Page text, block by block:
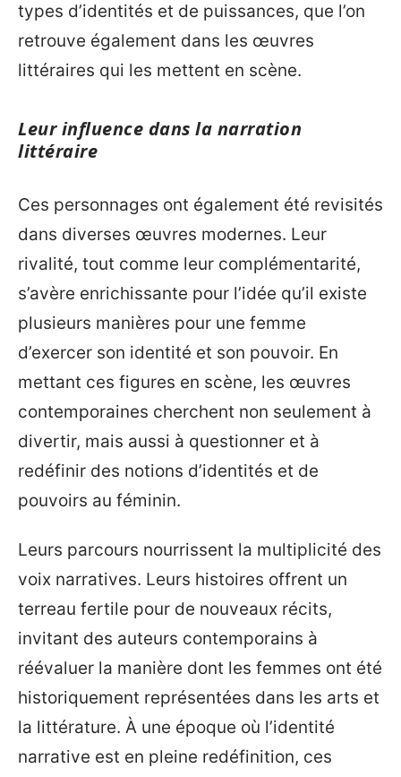
types d’identités et de puissances, que l’on
retrouve également dans les œuvres
littéraires qui les mettent en scène.
Leur influence dans la narration
littéraire
Ces personnages ont également été revisités
dans diverses œuvres modernes. Leur
rivalité, tout comme leur complémentarité,
s’avère enrichissante pour l’idée qu’il existe
plusieurs manières pour une femme
d’exercer son identité et son pouvoir. En
mettant ces figures en scène, les œuvres
contemporaines cherchent non seulement à
divertir, mais aussi à questionner et à
redéfinir des notions d’identités et de
pouvoirs au féminin.
Leurs parcours nourrissent la multiplicité des
voix narratives. Leurs histoires offrent un
terreau fertile pour de nouveaux récits,
invitant des auteurs contemporains à
réévaluer la manière dont les femmes ont été
historiquement représentées dans les arts et
la littérature. À une époque où l’identité
narrative est en pleine redéfinition, ces